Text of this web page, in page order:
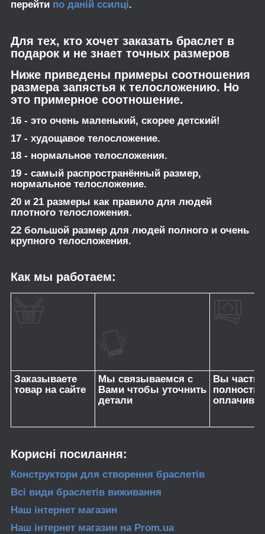
перейти по даній ссилці.
Для тех, кто хочет заказать браслет в
подарок и не знает точных размеров
Ниже приведены примеры соотношения
размера запястья к телосложению. Но
это примерное соотношение.
16 - это очень маленький, скорее детский!
17 - худощавое телосложение.
18 - нормальное телосложения.
19 - самый распространённый размер,
нормальное телосложение.
20 и 21 размеры как правило для людей
плотного телосложения.
22 большой размер для людей полного и очень
крупного телосложения.
Как мы работаем:
Заказываете
товар на сайте
Мы связываемся с
Вами чтобы уточнить
детали
Вы
Корисні посилання:
Конструктори для створення браслетів
Всі види браслетів виживання
Наш інтернет магазин
Наш інтернет магазин на Prom.ua